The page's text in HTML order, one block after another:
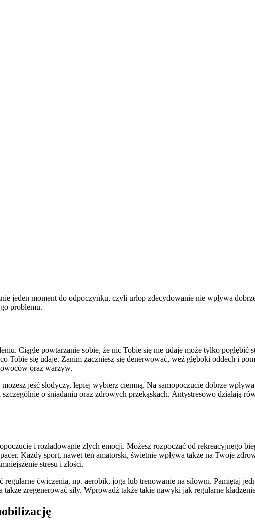
jeden moment do odpoczynku, czyli urlop zdecydowanie nie wpływa
problemu.
Ciągłe powtarzanie sobie, że nic Tobie się nie udaje może tylko pogłębić
Tobie się udaje. Zanim zaczniesz się denerwować, weź głęboki oddech i
oraz warzyw.
jeść słodyczy, lepiej wybierz ciemną. Na samopoczucie dobrze
o śniadaniu oraz zdrowych przekąskach. Antystresowo działają
i rozładowanie złych emocji. Możesz rozpocząć od rekreacyjnego
Każdy sport, nawet ten amatorski, świetnie wpływa także na Twoje
stresu i złości.
ćwiczenia, np. aerobik, joga lub trenowanie na siłowni. Pamiętaj
zregenerować siły. Wprowadź także takie nawyki jak regularne